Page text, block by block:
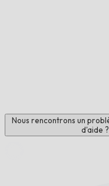
Nous rencontrons un
d'aide